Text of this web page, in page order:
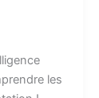
les